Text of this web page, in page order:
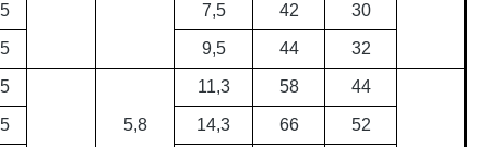
7,5 42 30
9,5 44 32
5,8
11,3 58 44
14,3 66 52